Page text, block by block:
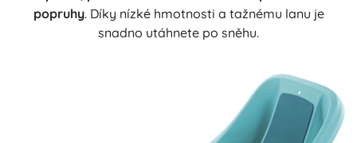
popruhy. Díky nízké hmotnosti a tažnému lanu je
snadno utáhnete po sněhu.